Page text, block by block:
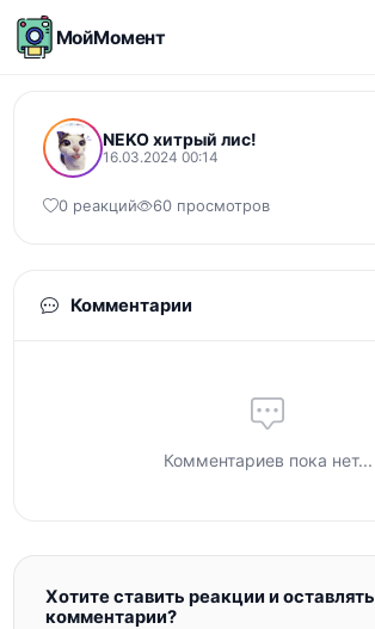
МойМомент
NEKO хитрый лис!
16.03.2024 00:14
0 реакций 60 просмотров
Комментарии
Комментариев пока нет...
Хотите ставить реакции и оставлять
комментарии?